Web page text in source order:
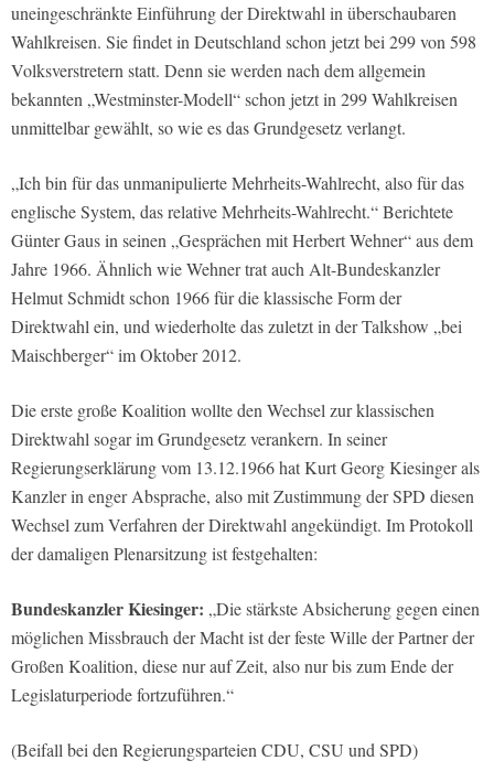
uneingeschränkte Einführung der Direktwahl in überschaubaren
Wahlkreisen. Sie findet in Deutschland schon jetzt bei 299 von 598
Volksverstretern statt. Denn sie werden nach dem allgemein
bekannten „Westminster-Modell“ schon jetzt in 299 Wahlkreisen
unmittelbar gewählt, so wie es das Grundgesetz verlangt.
„Ich bin für das unmanipulierte Mehrheits-Wahlrecht, also für das
englische System, das relative Mehrheits-Wahlrecht.“ Berichtete
Günter Gaus in seinen „Gesprächen mit Herbert Wehner“ aus dem
Jahre 1966. Ähnlich wie Wehner trat auch Alt-Bundeskanzler
Helmut Schmidt schon 1966 für die klassische Form der
Direktwahl ein, und wiederholte das zuletzt in der Talkshow „bei
Maischberger“ im Oktober 2012.
Die erste große Koalition wollte den Wechsel zur klassischen
Direktwahl sogar im Grundgesetz verankern. In seiner
Regierungserklärung vom 13.12.1966 hat Kurt Georg Kiesinger als
Kanzler in enger Absprache, also mit Zustimmung der SPD diesen
Wechsel zum Verfahren der Direktwahl angekündigt. Im Protokoll
der damaligen Plenarsitzung ist festgehalten:
Bundeskanzler Kiesinger: „Die stärkste Absicherung gegen einen
möglichen Missbrauch der Macht ist der feste Wille der Partner der
Großen Koalition, diese nur auf Zeit, also nur bis zum Ende der
Legislaturperiode fortzuführen.“
(Beifall bei den Regierungsparteien CDU, CSU und SPD)